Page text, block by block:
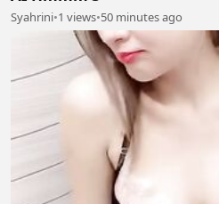
Syahrini•1 views•50 minutes ago